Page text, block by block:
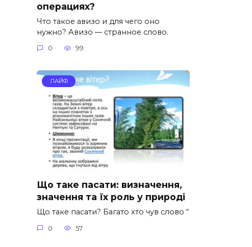
операциях?
Что такое авизо и для чего оно
нужно? Авизо — странное слово.
0 99
ЛАЙФ
Що таке пасати: визначення,
значення та їх роль у природі
Що таке пасати? Багато хто чув слово “
0 57